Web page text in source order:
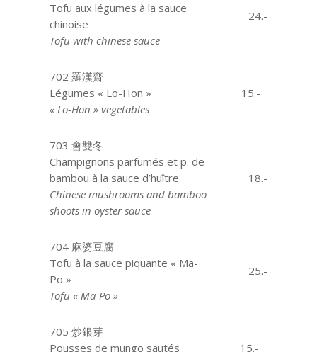
Tofu aux légumes à la sauce
chinoise
Tofu with chinese sauce
24.-
702 羅漢齋
Légumes « Lo-Hon »
« Lo-Hon » vegetables
15.-
703 會雙冬
Champignons parfumés et p. de
bambou à la sauce d’huître
Chinese mushrooms and bamboo
shoots in oyster sauce
18.-
704 麻婆豆腐
Tofu à la sauce piquante « Ma-
Po »
Tofu « Ma-Po »
25.-
705 炒銀芽
Pousses de mungo sautés
15.-